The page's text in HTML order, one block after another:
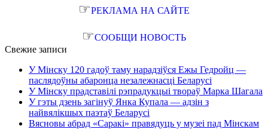
☞РЕКЛАМА НА САЙТЕ
☞СООБЩИ НОВОСТЬ
Свежие записи
У Мінску 120 гадоў таму нарадзіўся Ежы Гедройц —
паслядоўны абаронца незалежнасці Беларусі
У Мінску прадставілі рэпрадукцыі твораў Марка Шагала
У гэты дзень загінуў Янка Купала — адзін з
найвялікшых паэтаў Беларусі
Вясновы абрад «Саракі» правядуць у музеі пад Мінскам